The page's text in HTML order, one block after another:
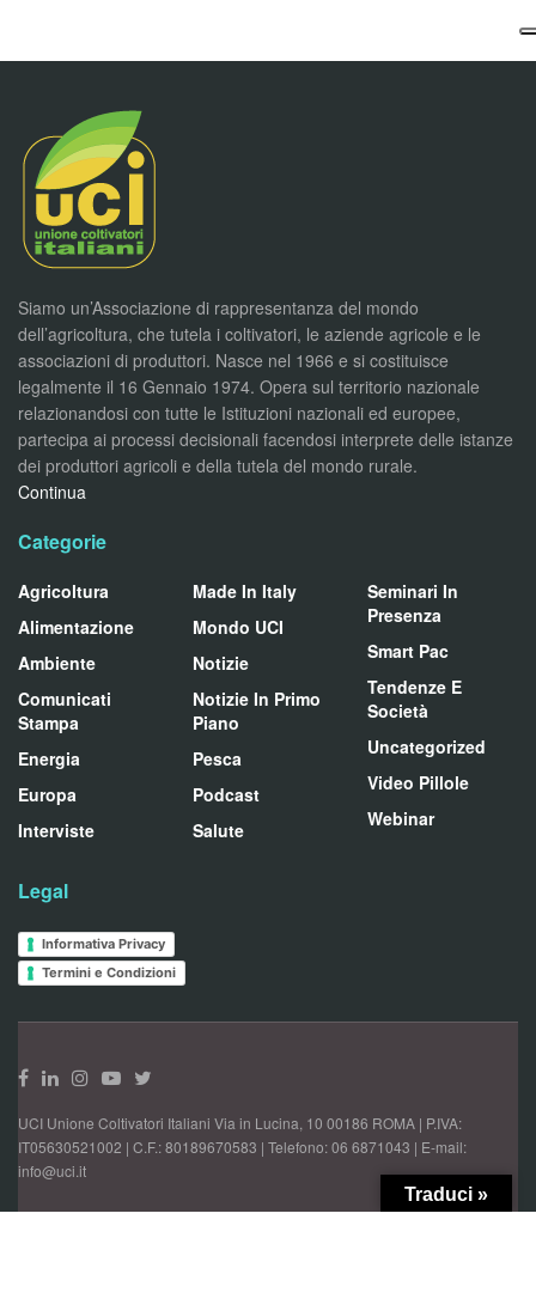
Siamo un’Associazione di rappresentanza del mondo
dell’agricoltura, che tutela i coltivatori, le aziende agricole e le
associazioni di produttori. Nasce nel 1966 e si costituisce
legalmente il 16 Gennaio 1974. Opera sul territorio nazionale
relazionandosi con tutte le Istituzioni nazionali ed europee,
partecipa ai processi decisionali facendosi interprete delle istanze
dei produttori agricoli e della tutela del mondo rurale.
Continua
Categorie
Agricoltura
Alimentazione
Ambiente
Comunicati
Stampa
Energia
Europa
Interviste
Made In Italy
Mondo UCI
Notizie
Notizie In Primo
Piano
Pesca
Podcast
Salute
Seminari In
Presenza
Smart Pac
Tendenze E
Società
Uncategorized
Video Pillole
Webinar
Legal
Informativa Privacy
Termini e Condizioni
UCI Unione Coltivatori Italiani Via in Lucina, 10 00186 ROMA | P.IVA:
IT05630521002 | C.F.: 80189670583 | Telefono: 06 6871043 | E-mail:
info@uci.it
Traduci »